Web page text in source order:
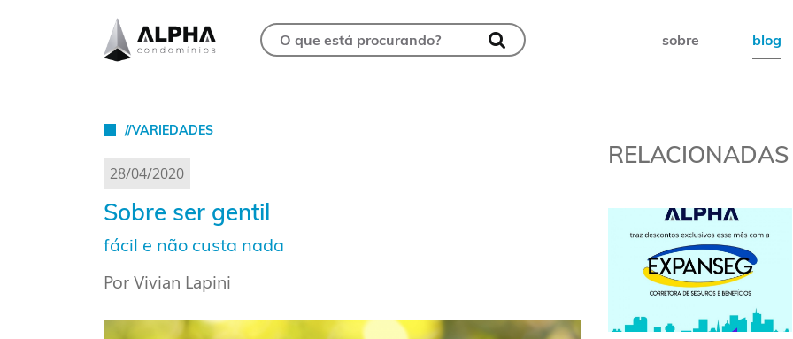
sobre blog
//VARIEDADES
28/04/2020
Sobre ser gentil
fácil e não custa nada
Por Vivian Lapini
RELACIONADAS